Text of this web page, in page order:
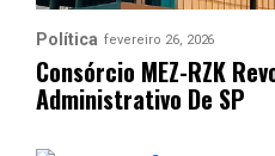
Política fevereiro 26, 2026
Consórcio MEZ-RZK
Administrativo De SP